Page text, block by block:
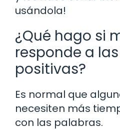
usándola!
¿Qué hago si
responde a
positivas?
Es normal que
necesiten más
con las palabras.